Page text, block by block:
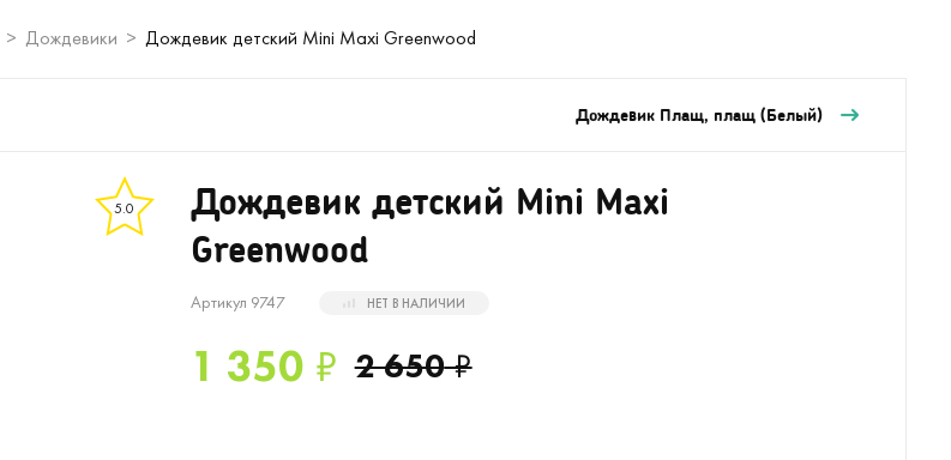
Дождевики Дождевик детский Mini Maxi Greenwood
Дождевик Плащ, плащ (Белый)
5.0
Дождевик детский Mini Maxi
Greenwood
Артикул 9747 НЕТ В НАЛИЧИИ
1 350 ₽ 2 650₽